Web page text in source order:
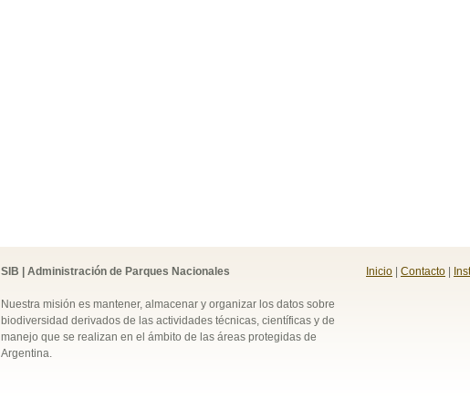
SIB | Administración de Parques Nacionales
Nuestra misión es mantener, almacenar y organizar los datos sobre
biodiversidad derivados de las actividades técnicas, científicas y de
manejo que se realizan en el ámbito de las áreas protegidas de
Argentina.
Inicio Contacto